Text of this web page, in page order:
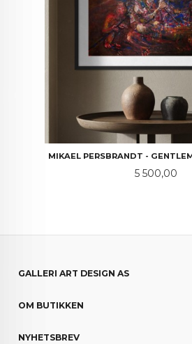
MIKAEL PERSBRANDT -
Pris
5 500,00
GALLERI ART DESIGN AS
OM BUTIKKEN
NYHETSBREV